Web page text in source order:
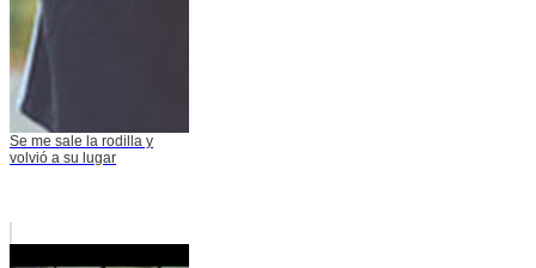
Se me sale la rodilla y
volvió a su lugar